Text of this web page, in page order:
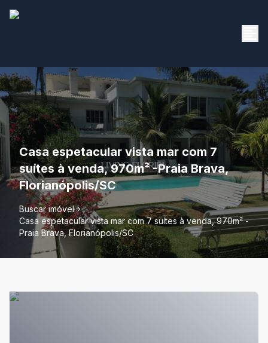
Casa espetacular vista mar com 7
suítes à venda, 970m² -Praia Brava,
Florianópolis/SC
Buscar imóvel
Casa espetacular vista mar com 7 suítes à venda, 970m² -
Praia Brava, Florianópolis/SC